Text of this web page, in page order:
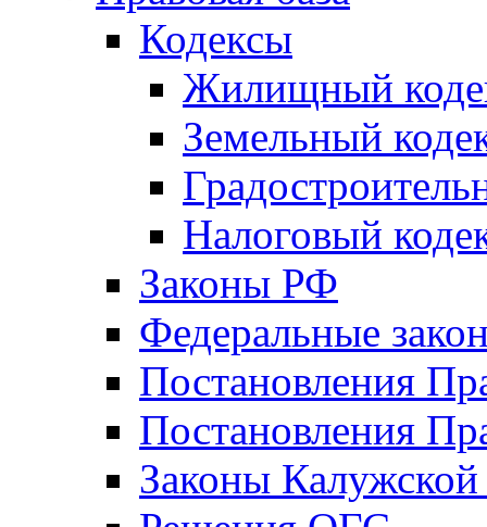
Кодексы
Жилищный
Земельный
Налоговый
Законы РФ
Федеральные
Постановления
Постановления
Законы Калужской